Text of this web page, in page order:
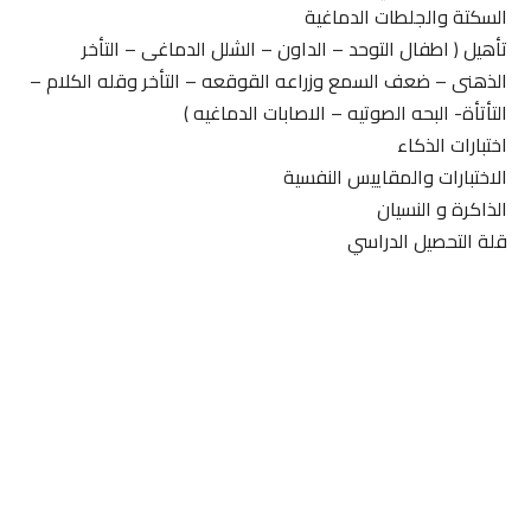
السكتة والجلطات الدماغية
تأهيل ( اطفال التوحد – الداون – الشلل الدماغى – التأخر
الذهنى – ضعف السمع وزراعه القوقعه – التأخر وقله الكلام –
التأتأة- البحه الصوتيه – الاصابات الدماغيه )
اختبارات الذكاء
الاختبارات والمقاييس النفسية
الذاكرة و النسيان
قلة التحصيل الدراسي